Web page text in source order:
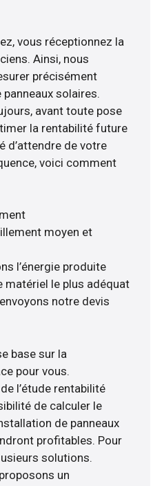
vous réceptionnez la
Ainsi, nous
précisément
panneaux solaires.
avant toute pose
la rentabilité future
d’attendre de votre
voici comment
moyen et
l’énergie produite
le plus adéquat
notre devis
base sur la
pour vous.
l’étude rentabilité
de calculer le
de panneaux
profitables. Pour
solutions.
un